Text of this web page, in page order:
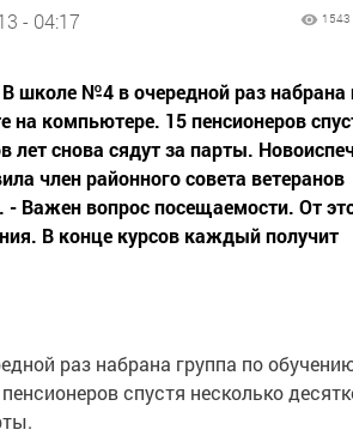
- 04:17 1543
школе №4 в очередной раз набрана
на компьютере. 15 пенсионеров
лет снова сядут за парты.
член районного совета ветеранов
Важен вопрос посещаемости. От
В конце курсов каждый получит
раз набрана группа по
спустя несколько